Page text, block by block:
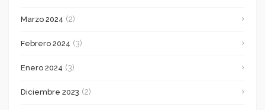
Marzo 2024 (2)
Febrero 2024 (3)
Enero 2024 (3)
Diciembre 2023 (2)